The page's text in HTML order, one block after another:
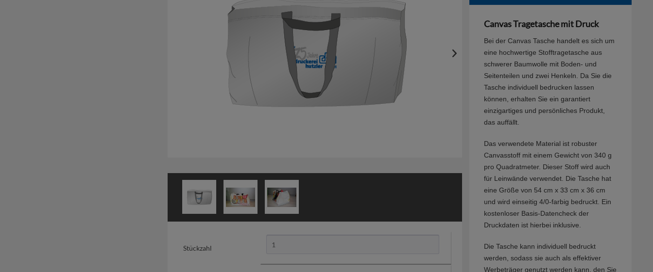
Stückzahl
Canvas Tragetasche mit Druck
Bei der Canvas Tasche handelt es sich um
eine hochwertige Stofftragetasche aus
schwerer Baumwolle mit Boden- und
Seitenteilen und zwei Henkeln. Da Sie die
Tasche individuell bedrucken lassen
können, erhalten Sie ein garantiert
einzigartiges und persönliches Produkt,
das auffällt.
Das verwendete Material ist robuster
Canvasstoff mit einem Gewicht von 340 g
pro Quadratmeter. Dieser Stoff wird auch
für Leinwände verwendet. Die Tasche hat
eine Größe von 54 cm x 33 cm x 36 cm
und wird einseitig 4/0-farbig bedruckt. Ein
kostenloser Basis-Datencheck der
Druckdaten ist hierbei inklusive.
Die Tasche kann individuell bedruckt
werden, sodass sie auch als effektiver
Werbeträger genutzt werden kann, den Sie